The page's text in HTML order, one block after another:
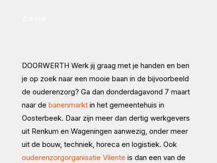
DOORWERTH Werk jij graag met je handen en ben
je op zoek naar een mooie baan in de bijvoorbeeld
de ouderenzorg? Ga dan donderdagavond 7 maart
naar de banenmarkt in het gemeentehuis in
Oosterbeek. Daar zijn meer dan dertig werkgevers
uit Renkum en Wageningen aanwezig, onder meer
uit de bouw, techniek, horeca en logistiek. Ook
ouderenzorgorganisatie Vilente is dan een van de